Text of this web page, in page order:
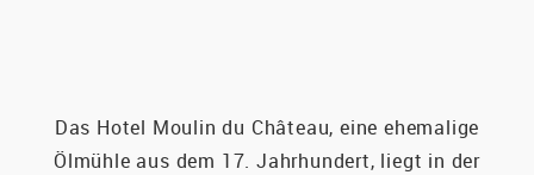
Das Hotel Moulin du Château, eine ehemalige
Ölmühle aus dem 17. Jahrhundert, liegt in der